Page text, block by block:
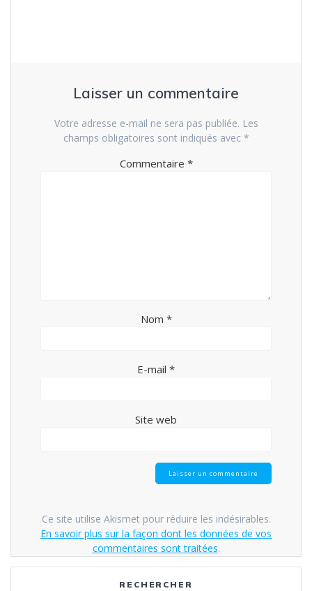
Laisser un commentaire
Votre adresse e-mail ne sera pas publiée. Les
champs obligatoires sont indiqués avec *
Commentaire *
Nom *
E-mail *
Site web
Ce site utilise Akismet pour réduire les indésirables.
En savoir plus sur la façon dont les données de vos
commentaires sont traitées.
RECHERCHER